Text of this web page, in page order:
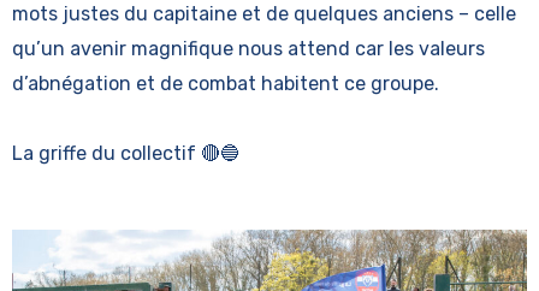
mots justes du capitaine et de quelques anciens – celle
qu’un avenir magnifique nous attend car les valeurs
d’abnégation et de combat habitent ce groupe.
La griffe du collectif 🔴🔵